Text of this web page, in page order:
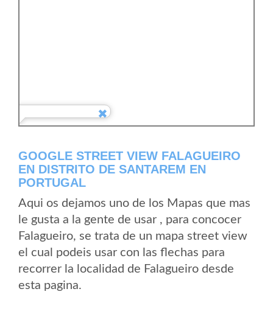
GOOGLE STREET VIEW FALAGUEIRO
EN DISTRITO DE SANTAREM EN
PORTUGAL
Aqui os dejamos uno de los Mapas que mas
le gusta a la gente de usar , para concocer
Falagueiro, se trata de un mapa street view
el cual podeis usar con las flechas para
recorrer la localidad de Falagueiro desde
esta pagina.